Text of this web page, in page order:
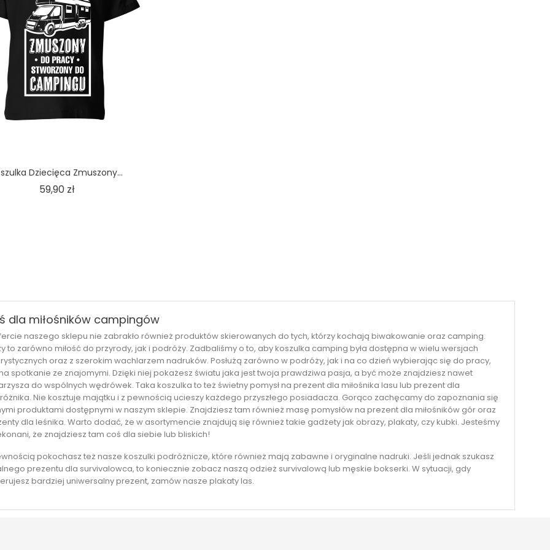
Dziecięca Zmuszony...
59,90 złCena
dla miłośników campingów
naszego sklepu nie zabrakło również produktów skierowanych do tych, którzy kochają biwakowanie oraz camping.
to zarówno miłość do przyrody, jak i podróży. Zadbaliśmy o to, aby koszulka camping była dostępna w wielu wersjach
oraz z szerokim wachlarzem nadruków. Posłużą zarówno w podróży, jak i na co dzień wybierając się do pracy,
spotkanie ze znajomymi. Dzięki niej pokażesz światu jaka jest twoja prawdziwa pasja, a być może znajdziesz nawet
do wspólnych wędrówek. Taka koszulka to też świetny pomysł na prezent dla miłośnika lasu lub prezent dla
. Nie kosztuje majątku i z pewnością ucieszy każdego przyszłego posiadacza. Gorąco zachęcamy do zapoznania się
produktami dostępnymi w naszym sklepie. Znajdziesz tam również masę pomysłów na prezent dla miłośników góroraz
dla leśnika. Warto dodać, że w asortymencie znajdują się również takie gadżety jak obrazy, plakaty, czy kubki. Jesteśmy
że znajdziesz tam coś dla siebie lub bliskich!
pokochasz też nasze koszulki podróżnicze, które również mają zabawne i oryginalne nadruki. Jeśli jednak szukasz
prezentu dla survivalowca, to koniecznie zobacz naszą odzież survivalową lub męskie bokserki. W sytuacji, gdy
bardziej uniwersalny prezent, zamów nasze plakaty las.